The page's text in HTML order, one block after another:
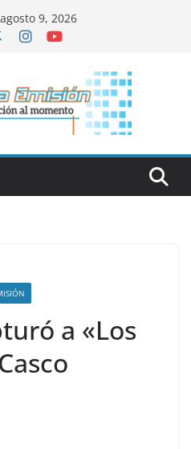
9, 2026
a «Los